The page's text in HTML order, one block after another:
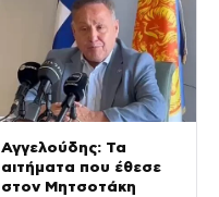
Αγγελούδης: Τα
αιτήματα που έθεσε
στον Μητσοτάκη